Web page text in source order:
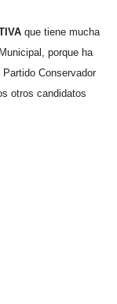
que tiene mucha
porque ha
Conservador
otros candidatos